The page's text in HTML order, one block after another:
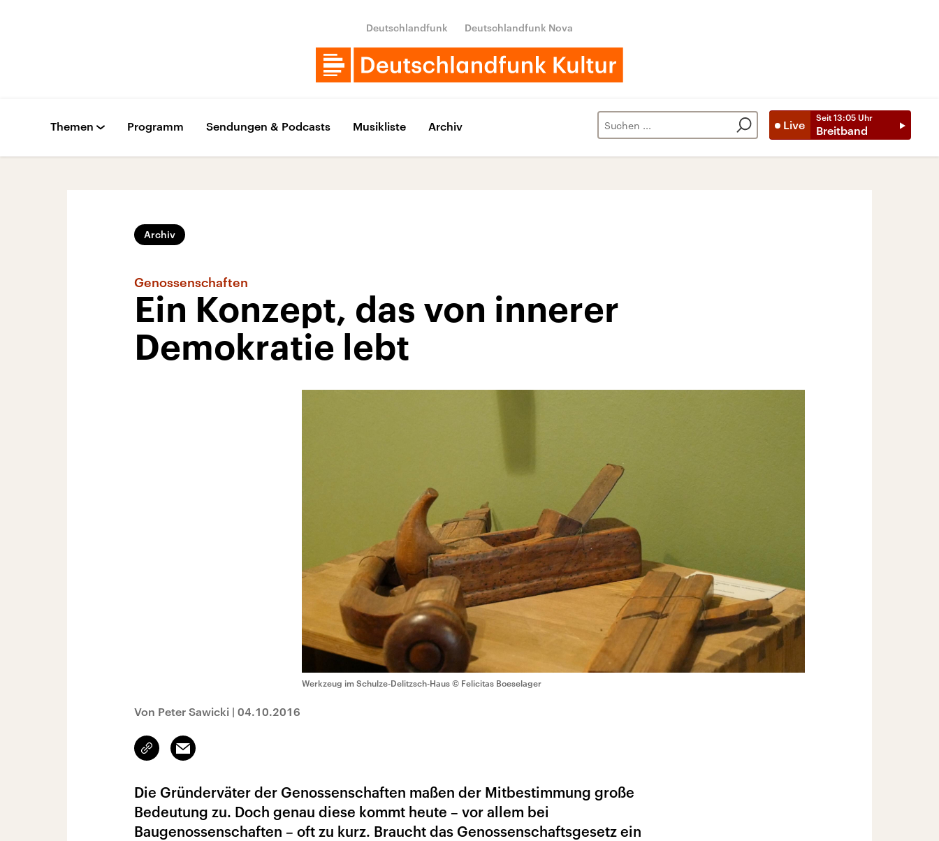
Deutschlandfunk Deutschlandfunk Nova
Live
Seit 13:05 Uhr
Breitband
Themen Programm Sendungen & Podcasts Musikliste Archiv
Archiv
Genossenschaften
Ein Konzept, das von innerer
Demokratie lebt
Werkzeug im Schulze-Delitzsch-Haus © Felicitas Boeselager
Von Peter Sawicki | 04.10.2016
Link
kopieren/teilen
Email
Die Gründerväter der Genossenschaften maßen der Mitbestimmung große
Bedeutung zu. Doch genau diese kommt heute – vor allem bei
Baugenossenschaften – oft zu kurz. Braucht das Genossenschaftsgesetz ein